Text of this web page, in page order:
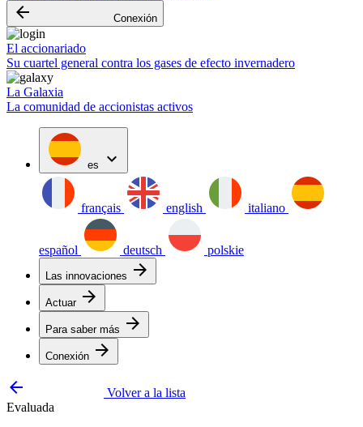
arrow_backward Conexión
El accionariado
Su cuartel general contra los gases de efecto invernadero
La Galaxia
La comunidad de accionistas activos
es expand_more
français english italiano
español deutsch polskie
Las innovaciones arrow_forward
Actuar arrow_forward
Para saber más arrow_forward
Conexión arrow_forward
arrow_backward
Volver a la lista
Evaluada